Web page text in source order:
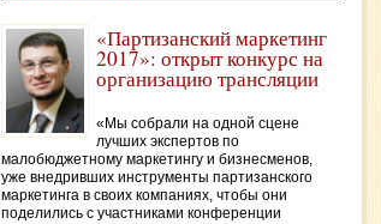
«Партизанский маркетинг
2017»: открыт конкурс на
организацию трансляции
«Мы собрали на одной сцене
лучших экспертов по
малобюджетному маркетингу и бизнесменов,
уже внедривших инструменты партизанского
маркетинга в своих компаниях, чтобы они
поделились с участниками конференции